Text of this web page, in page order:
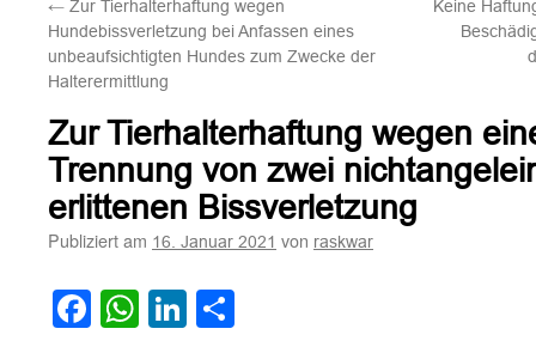
springen
← Zur Tierhalterhaftung wegen
Hundebissverletzung bei Anfassen eines
unbeaufsichtigten Hundes zum Zwecke der
Halterermittlung
Keine
Zur Tierhalterhaftung wegen
Trennung von zwei
erlittenen Bissverletzung
Publiziert am 16. Januar 2021 von raskwar
Facebook
WhatsApp
LinkedIn